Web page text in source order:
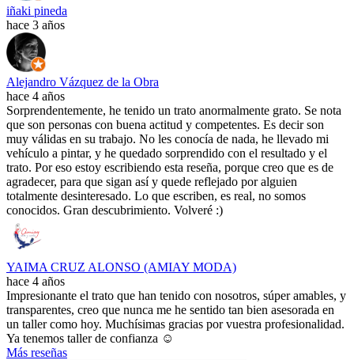
iñaki pineda
hace 3 años
Alejandro Vázquez de la Obra
hace 4 años
Sorprendentemente, he tenido un trato anormalmente grato. Se nota
que son personas con buena actitud y competentes. Es decir son
muy válidas en su trabajo. No les conocía de nada, he llevado mi
vehículo a pintar, y he quedado sorprendido con el resultado y el
trato. Por eso estoy escribiendo esta reseña, porque creo que es de
agradecer, para que sigan así y quede reflejado por alguien
totalmente desinteresado. Lo que escriben, es real, no somos
conocidos. Gran descubrimiento. Volveré :)
YAIMA CRUZ ALONSO (AMIAY MODA)
hace 4 años
Impresionante el trato que han tenido con nosotros, súper amables, y
transparentes, creo que nunca me he sentido tan bien asesorada en
un taller como hoy. Muchísimas gracias por vuestra profesionalidad.
Ya tenemos taller de confianza ☺️
Más reseñas